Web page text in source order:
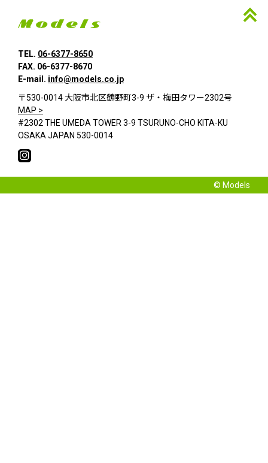
TEL. 06-6377-8650
FAX. 06-6377-8670
E-mail. info@models.co.jp
〒530-0014 大阪市北区鶴野町3-9 ザ・梅田タワー2302号
MAP >
#2302 THE UMEDA TOWER 3-9 TSURUNO-CHO KITA-KU
OSAKA JAPAN 530-0014
© Models